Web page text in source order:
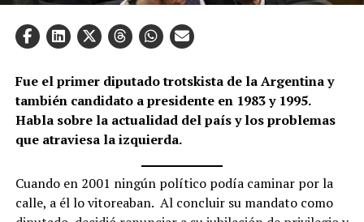
Fue el primer diputado trotskista de la Argentina y
también candidato a presidente en 1983 y 1995.
Habla sobre la actualidad del país y los problemas
que atraviesa la izquierda.
Cuando en 2001 ningún político podía caminar por la
calle, a él lo vitoreaban. Al concluir su mandato como